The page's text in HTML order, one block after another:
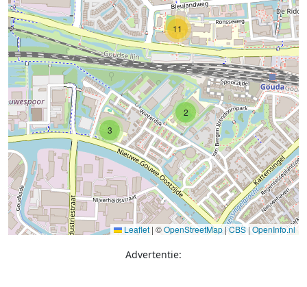
2
11
3
Leaflet | ©OpenStreetMap|CBS | OpenInfo.nl
Advertentie: